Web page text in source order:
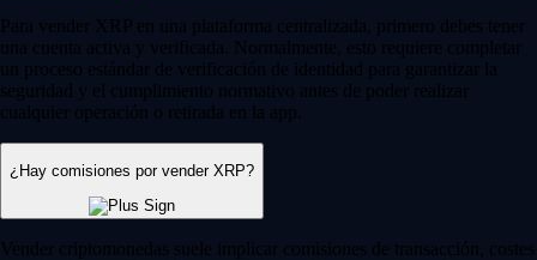
Para vender XRP en una plataforma centralizada, primero debes tener
una cuenta activa y verificada. Normalmente, esto requiere completar
un proceso estándar de verificación de identidad para garantizar la
seguridad y el cumplimiento normativo antes de poder realizar
cualquier operación o retirada en la app.
¿Hay comisiones por vender XRP?
Vender criptomonedas suele implicar comisiones de transacción, costes